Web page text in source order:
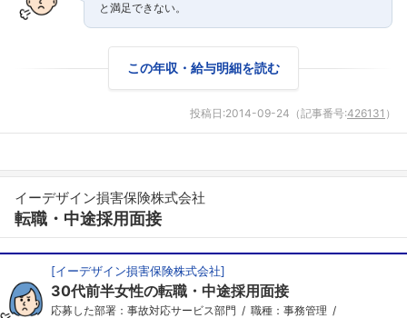
と満足できない。
この年収・給与明細を読む
投稿日:2014-09-24 （記事番号:426131 ）
イーデザイン損害保険株式会社
転職・中途採用面接
[イーデザイン損害保険株式会社]
30代前半女性の転職・中途採用面接
応募した部署：事故対応サービス部門
職種：事務管理